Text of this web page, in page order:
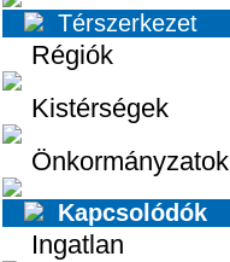
Térszerkezet
Régiók
Kistérségek
Önkormányzatok
Kapcsolódók
Ingatlan